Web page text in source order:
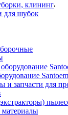
клининг
для шубок
и запчасти для